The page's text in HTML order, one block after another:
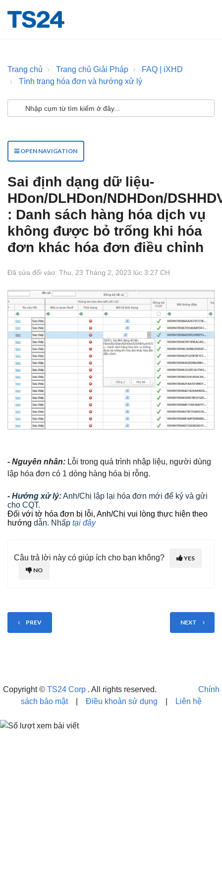
Trang chủ Trang chủ Giải Pháp
FAQ | iXHD
Tình trạng hóa đơn và hướng xử lý
OPEN NAVIGATION
Sai định dạng dữ liệu-
HDon/DLHDon/NDHDon/
: Danh sách hàng hóa dịch vụ
không được bỏ trống khi hóa
đơn khác hóa đơn điều chỉnh
Đã sửa đổi vào: Thu, 23 Tháng 2, 2023 lúc 3:27 CH
- Nguyên nhân: Lỗi trong quá trình nhập liệu, người dùng
lập hóa đơn có 1 dòng hàng hóa bị rỗng.
- Hướng xử lý:Anh/Chị lập lại hóa đơn mới để ký và gửi
cho CQT.
Đối với tờ hóa đơn bị lỗi, Anh/Chị vui lòng thực hiện theo
hướng dẫn. Nhấp tại đây
Câu trả lời này có giúp ích cho bạn không?
YES
NO
PREV NEXT
Copyright © TS24 Corp . All rights reserved. Chính
sách bảo mật| Điều khoản sử dụng Liên hệ